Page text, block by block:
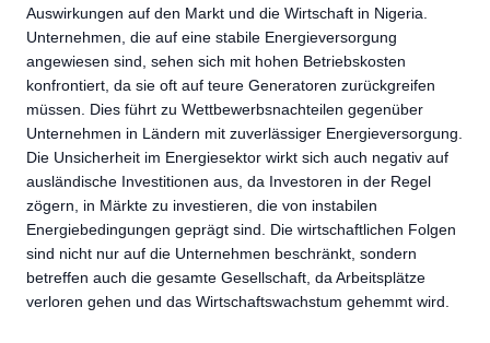
Auswirkungen auf den Markt und die Wirtschaft in Nigeria.
Unternehmen, die auf eine stabile Energieversorgung
angewiesen sind, sehen sich mit hohen Betriebskosten
konfrontiert, da sie oft auf teure Generatoren zurückgreifen
müssen. Dies führt zu Wettbewerbsnachteilen gegenüber
Unternehmen in Ländern mit zuverlässiger Energieversorgung.
Die Unsicherheit im Energiesektor wirkt sich auch negativ auf
ausländische Investitionen aus, da Investoren in der Regel
zögern, in Märkte zu investieren, die von instabilen
Energiebedingungen geprägt sind. Die wirtschaftlichen Folgen
sind nicht nur auf die Unternehmen beschränkt, sondern
betreffen auch die gesamte Gesellschaft, da Arbeitsplätze
verloren gehen und das Wirtschaftswachstum gehemmt wird.